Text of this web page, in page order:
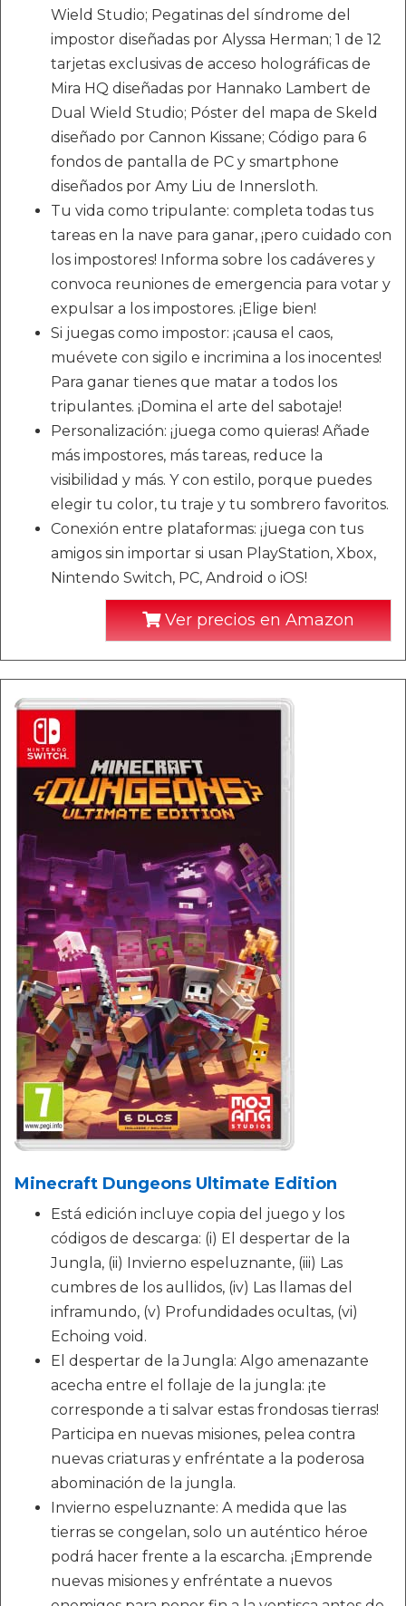
Wield Studio; Pegatinas del síndrome del
impostor diseñadas por Alyssa Herman; 1 de 12
tarjetas exclusivas de acceso holográficas de
Mira HQ diseñadas por Hannako Lambert de
Dual Wield Studio; Póster del mapa de Skeld
diseñado por Cannon Kissane; Código para 6
fondos de pantalla de PC y smartphone
diseñados por Amy Liu de Innersloth.
Tu vida como tripulante: completa todas tus
tareas en la nave para ganar, ¡pero cuidado con
los impostores! Informa sobre los cadáveres y
convoca reuniones de emergencia para votar y
expulsar a los impostores. ¡Elige bien!
Si juegas como impostor: ¡causa el caos,
muévete con sigilo e incrimina a los inocentes!
Para ganar tienes que matar a todos los
tripulantes. ¡Domina el arte del sabotaje!
Personalización: ¡juega como quieras! Añade
más impostores, más tareas, reduce la
visibilidad y más. Y con estilo, porque puedes
elegir tu color, tu traje y tu sombrero favoritos.
Conexión entre plataformas: ¡juega con tus
amigos sin importar si usan PlayStation, Xbox,
Nintendo Switch, PC, Android o iOS!
Ver precios en Amazon
Minecraft Dungeons Ultimate Edition
Está edición incluye copia del juego y los
códigos de descarga: (i) El despertar de la
Jungla, (ii) Invierno espeluznante, (iii) Las
cumbres de los aullidos, (iv) Las llamas del
inframundo, (v) Profundidades ocultas, (vi)
Echoing void.
El despertar de la Jungla: Algo amenazante
acecha entre el follaje de la jungla: ¡te
corresponde a ti salvar estas frondosas tierras!
Participa en nuevas misiones, pelea contra
nuevas criaturas y enfréntate a la poderosa
abominación de la jungla.
Invierno espeluznante: A medida que las
tierras se congelan, solo un auténtico héroe
podrá hacer frente a la escarcha. ¡Emprende
nuevas misiones y enfréntate a nuevos